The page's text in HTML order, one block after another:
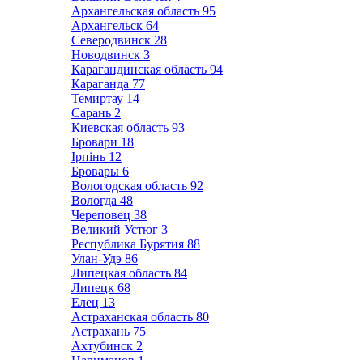
Архангельская область 95
Архангельск 64
Северодвинск 28
Новодвинск 3
Карагандинская область 94
Караганда 77
Темиртау 14
Сарань 2
Киевская область 93
Бровари 18
Ірпінь 12
Бровары 6
Вологодская область 92
Вологда 48
Череповец 38
Великий Устюг 3
Республика Бурятия 88
Улан-Удэ 86
Липецкая область 84
Липецк 68
Елец 13
Астраханская область 80
Астрахань 75
Ахтубинск 2